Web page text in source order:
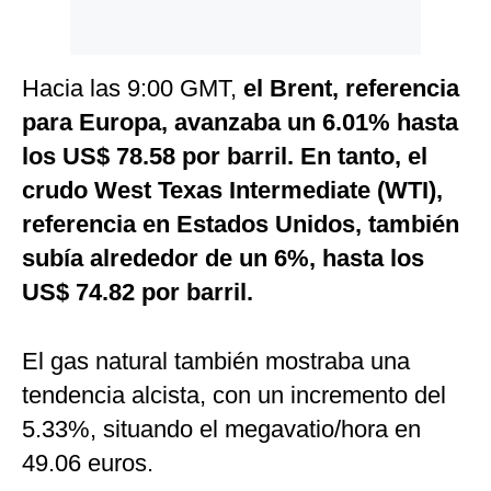
Hacia las 9:00 GMT, el Brent, referencia
para Europa, avanzaba un 6.01% hasta
los US$ 78.58 por barril. En tanto, el
crudo West Texas Intermediate (WTI),
referencia en Estados Unidos, también
subía alrededor de un 6%, hasta los
US$ 74.82 por barril.
El gas natural también mostraba una
tendencia alcista, con un incremento del
5.33%, situando el megavatio/hora en
49.06 euros.